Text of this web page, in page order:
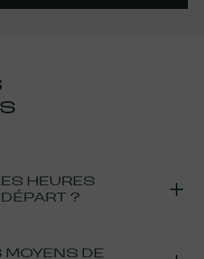
HEURES
?
merci de nous communiquer
DE